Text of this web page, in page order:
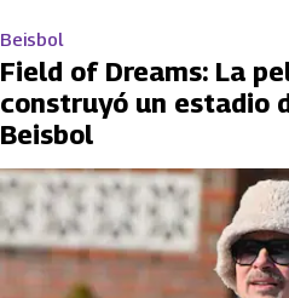
Beisbol
Field of Dreams: La
construyó un estadio
Beisbol